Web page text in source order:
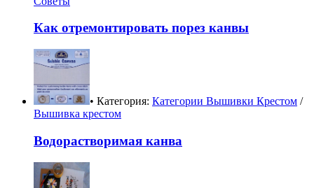
Как отремонтировать порез канвы
• Категория: Категории Вышивки Крестом /
Вышивка крестом
Водорастворимая канва